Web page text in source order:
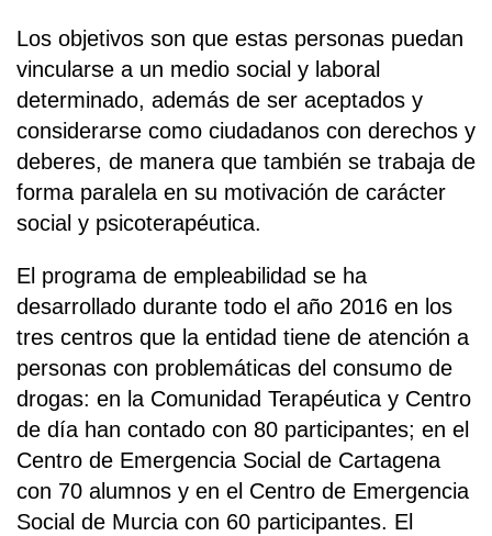
Los objetivos son que estas personas puedan
vincularse a un medio social y laboral
determinado, además de ser aceptados y
considerarse como ciudadanos con derechos y
deberes, de manera que también se trabaja de
forma paralela en su motivación de carácter
social y psicoterapéutica.
El programa de empleabilidad se ha
desarrollado durante todo el año 2016 en los
tres centros que la entidad tiene de atención a
personas con problemáticas del consumo de
drogas: en la Comunidad Terapéutica y Centro
de día han contado con 80 participantes; en el
Centro de Emergencia Social de Cartagena
con 70 alumnos y en el Centro de Emergencia
Social de Murcia con 60 participantes. El